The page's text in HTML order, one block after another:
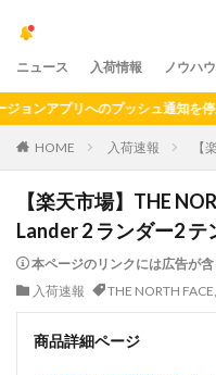
ニュース 入荷情報 ノウハウ
プリへのプッシュ通知を停止い
HOME 入荷速報 【
【楽天市場】THE
Lander 2 ランダー2 テ
本ページのリンクには広告が含
入荷速報
THE NORTH FACE,
商品詳細ページ